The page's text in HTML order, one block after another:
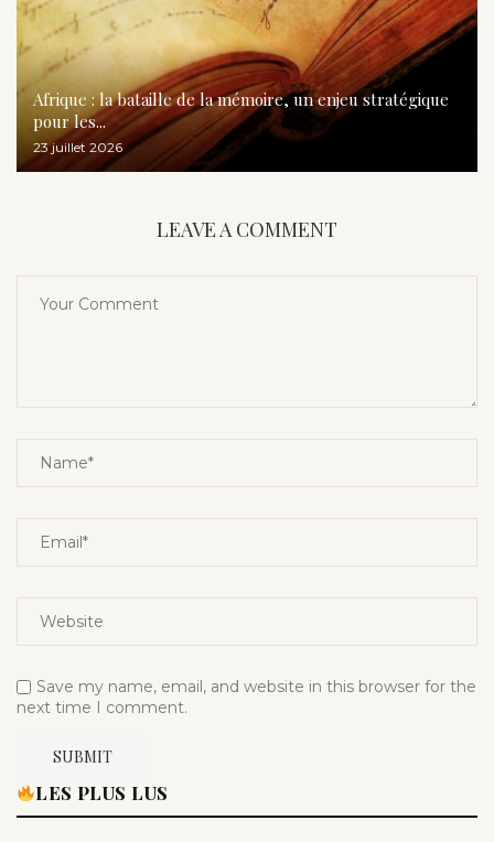
Afrique : la bataille de la mémoire, un enjeu stratégique
pour les...
23 juillet 2026
LEAVE A COMMENT
Save my name, email, and website in this browser for the
next time I comment.
LES PLUS LUS